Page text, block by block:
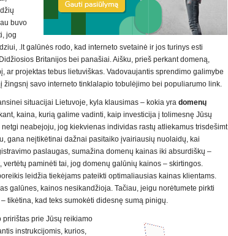
buvo
jog
.lt galūnės rodo, kad interneto svetainė ir jos turinys esti
Britanijos bei panašiai. Aišku, prieš perkant domeną,
ar projektas tebus lietuviškas. Vadovaujantis sprendimo galimybe
savo interneto tinklalapio tobulėjimo bei populiarumo link.
situacijai Lietuvoje, kyla klausimas – kokia yra domenų
kaina, kurią galime vadinti, kaip investicija į tolimesnę Jūsų
neabejoju, jog kiekvienas individas rastų atliekamus trisdešimt
gana neįtikėtinai dažnai pasitaiko įvairiausių nuolaidų, kai
paslaugas, sumažina domenų kainas iki absurdiškų –
paminėti tai, jog domenų galūnių kainos – skirtingos.
leidžia tiekėjams pateikti optimaliausias kainas klientams.
galūnes, kainos nesikandžioja. Tačiau, jeigu norėtumete pirkti
tikėtina, kad teks sumokėti didesnę sumą pinigų.
pririštas prie Jūsų reikiamo
instrukcijomis, kurios,